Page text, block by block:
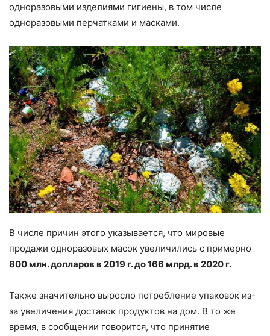
одноразовыми изделиями гигиены, в том числе
одноразовыми перчатками и масками.
В числе причин этого указывается, что мировые
продажи одноразовых масок увеличились с примерно
800 млн. долларов в 2019 г. до 166 млрд. в 2020 г.
Также значительно выросло потребление упаковок из-
за увеличения доставок продуктов на дом. В то же
время, в сообщении говорится, что принятие